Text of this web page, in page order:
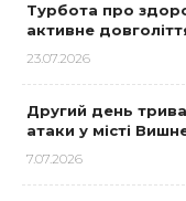
Турбота про
активне
23.07.2026
Другий день
атаки у місті
7.07.2026